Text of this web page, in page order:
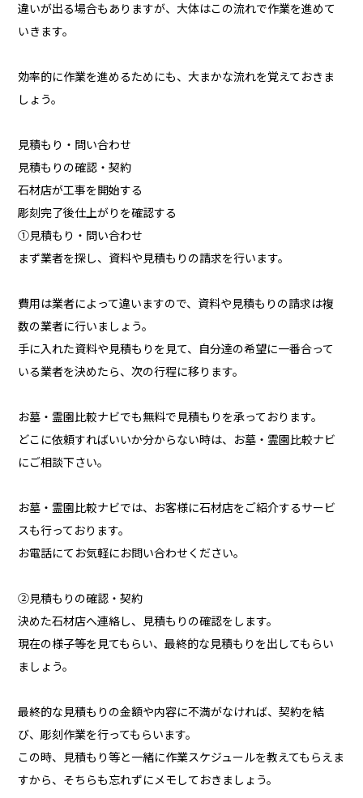
違いが出る場合もありますが、大体はこの流れで作業を進めて
いきます。
効率的に作業を進めるためにも、大まかな流れを覚えておきま
しょう。
見積もり・問い合わせ
見積もりの確認・契約
石材店が工事を開始する
彫刻完了後仕上がりを確認する
①見積もり・問い合わせ
まず業者を探し、資料や見積もりの請求を行います。
費用は業者によって違いますので、資料や見積もりの請求は複
数の業者に行いましょう。
手に入れた資料や見積もりを見て、自分達の希望に一番合って
いる業者を決めたら、次の行程に移ります。
お墓・霊園比較ナビでも無料で見積もりを承っております。
どこに依頼すればいいか分からない時は、お墓・霊園比較ナビ
にご相談下さい。
お墓・霊園比較ナビでは、お客様に石材店をご紹介するサービ
スも行っております。
お電話にてお気軽にお問い合わせください。
②見積もりの確認・契約
決めた石材店へ連絡し、見積もりの確認をします。
現在の様子等を見てもらい、最終的な見積もりを出してもらい
ましょう。
最終的な見積もりの金額や内容に不満がなければ、契約を結
び、彫刻作業を行ってもらいます。
この時、見積もり等と一緒に作業スケジュールを教えてもらえま
すから、そちらも忘れずにメモしておきましょう。